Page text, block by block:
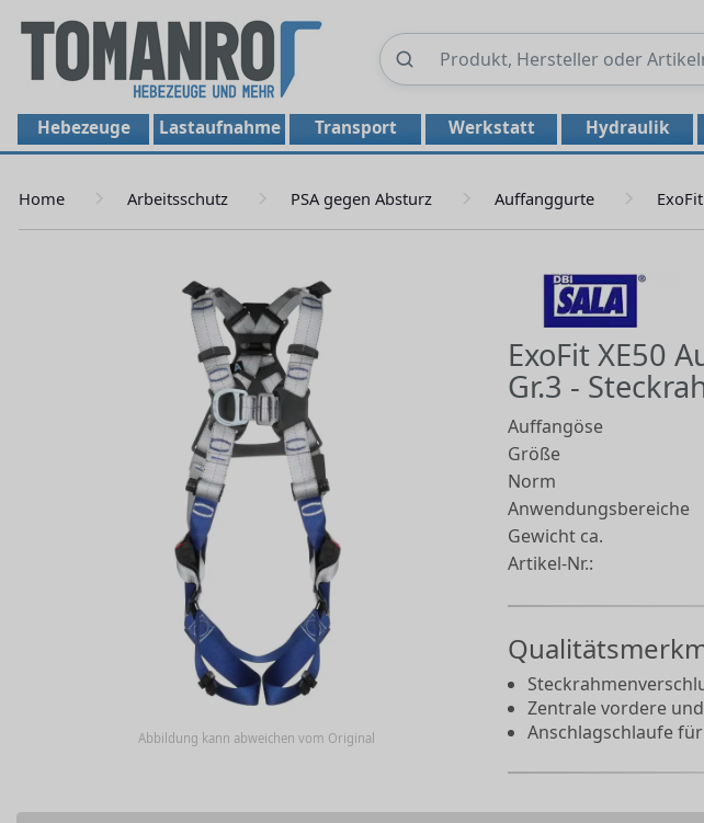
Produkte
durchsuchen
Hebezeuge Lastaufnahme Transport Werkstatt Hydraulik
Home Arbeitsschutz PSA gegen Absturz Auffanggurte
Abbildung kann abweichen vom Original
ExoFit XE50
Gr.3 -
Auffangöse
Größe
Norm
Anwendungsbereiche
Gewicht ca.
Artikel-Nr.:
Zentrale vordere
Anschlagschlaufe